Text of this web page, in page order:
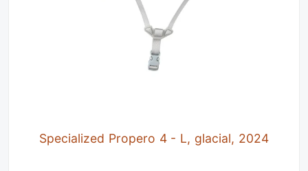
Specialized Propero 4 - L, glacial, 2024